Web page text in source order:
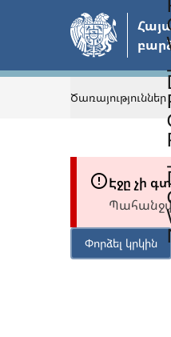
բովանդակությանը
Ծառայություններ
Էջը չի
Փորձել կրկին